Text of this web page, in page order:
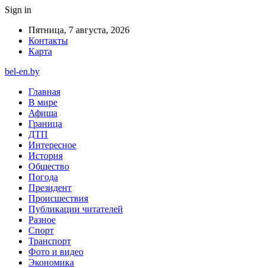
Sign in
Пятница, 7 августа, 2026
Контакты
Карта
bel-en.by
Главная
В мире
Афиша
Граница
ДТП
Интересное
История
Общество
Погода
Президент
Происшествия
Публикации читателей
Разное
Спорт
Транспорт
Фото и видео
Экономика